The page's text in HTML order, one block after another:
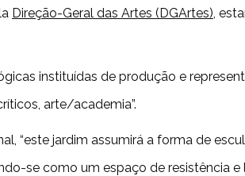
Direção-Geral das Artes (DGArtes),
instituídas de produção e
arte/academia”.
“este jardim assumirá a forma de
se como um espaço de resistência